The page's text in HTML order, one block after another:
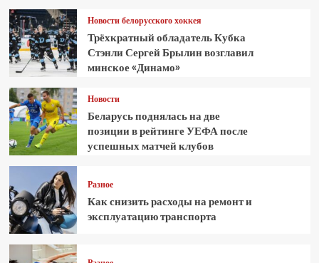
Новости белорусского хоккея
Трёхкратный обладатель Кубка
Стэнли Сергей Брылин возглавил
минское «Динамо»
Новости
Беларусь поднялась на две
позиции в рейтинге УЕФА после
успешных матчей клубов
Разное
Как снизить расходы на ремонт и
эксплуатацию транспорта